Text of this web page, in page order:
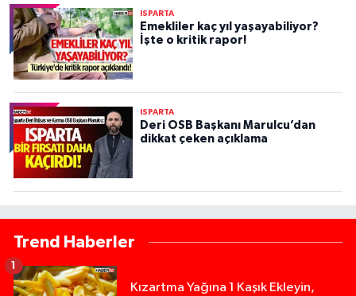
ISPARTA
Emekliler kaç yıl yaşayabiliyor?
İşte o kritik rapor!
ISPARTA
Deri OSB Başkanı Marulcu’dan
dikkat çeken açıklama
Trend Haberler
Kızartma Yağına 1 Kaşık Ekleyin,
1